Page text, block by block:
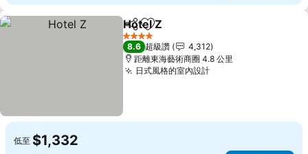
分享 加入我的最愛
Hotel Z
4 星級
8.6 超級讚
4,312
距離東海藝術商圈 4.8 公里
日式風格的室內設計查看價格
低至 $1,332